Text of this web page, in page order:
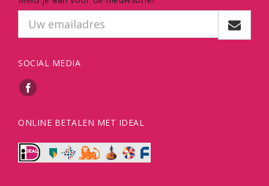
SOCIAL MEDIA
ONLINE BETALEN MET IDEAL